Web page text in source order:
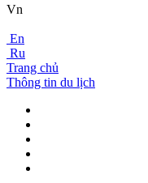
Vn
En
Ru
Trang chủ
Thông tin du lịch